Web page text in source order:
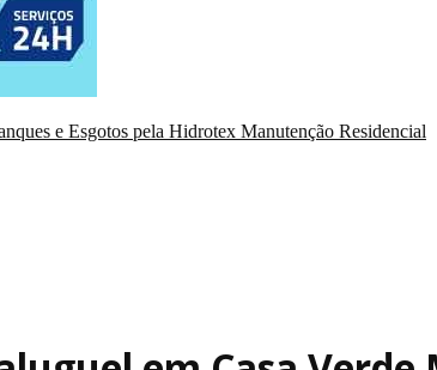
e Esgotos pela Hidrotex Manutenção Residencial